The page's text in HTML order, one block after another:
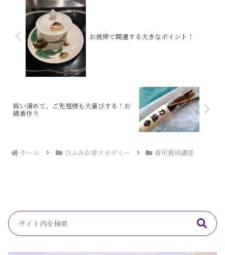
お彼岸で開運する大きなポイント！
祓い清めて、ご先祖様も大喜びする！お
線香作り
ホーム ひふみお香アカデミー 香司養成講座